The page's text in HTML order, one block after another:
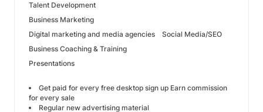
Talent Development
Business Marketing
Digital marketing and media agencies Social Media/SEO
Business Coaching & Training
Presentations
Get paid for every free desktop sign up Earn commission
for every sale
Regular new advertising material